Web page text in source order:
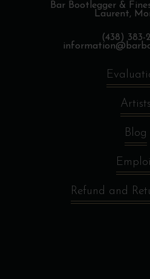
Bar Bootlegger &
Laurent,
(438) 383-
Artists
Blog
Refund and